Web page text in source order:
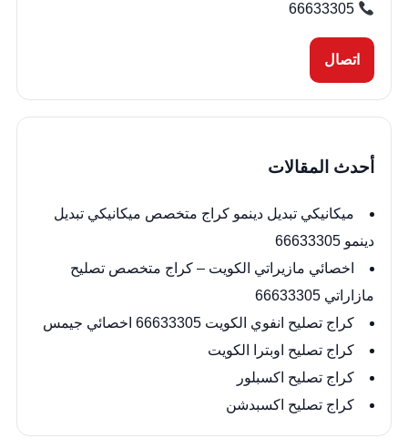
66633305
اتصال
أحدث المقالات
ميكانيكي تبديل دينمو كراج متخصص ميكانيكي تبديل
دينمو 66633305
اخصائي مازيراتي الكويت – كراج متخصص تصليح
مازاراتي 66633305
كراج تصليح انفوي الكويت 66633305 اخصائي جيمس
كراج تصليح اوبترا الكويت
كراج تصليح اكسبلور
كراج تصليح اكسبدشن